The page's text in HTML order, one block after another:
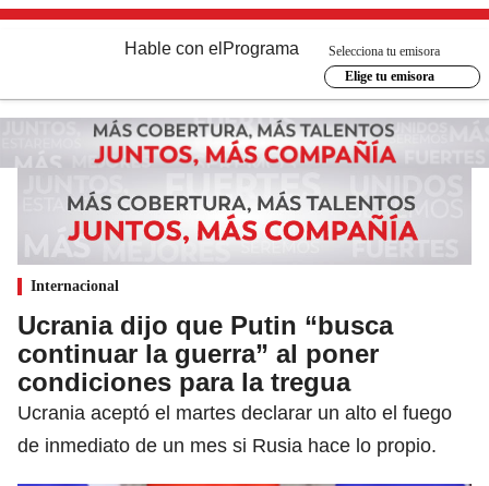
Hable con el Programa
Selecciona tu emisora
Elige tu emisora
Internacional
Ucrania dijo que Putin “busca
continuar la guerra” al poner
condiciones para la tregua
Ucrania aceptó el martes declarar un alto el fuego
de inmediato de un mes si Rusia hace lo propio.